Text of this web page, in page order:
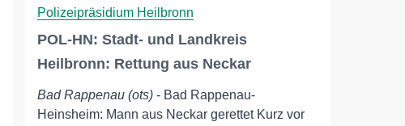
Polizeipräsidium Heilbronn
POL-HN: Stadt- und Landkreis
Heilbronn: Rettung aus Neckar
Bad Rappenau (ots) - Bad Rappenau-
Heinsheim: Mann aus Neckar gerettet Kurz vor